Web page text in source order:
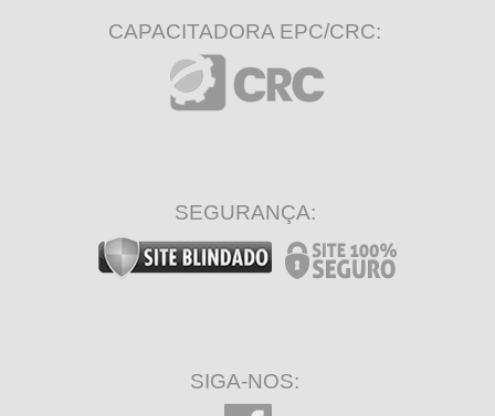
CAPACITADORA EPC/CRC:
SEGURANÇA:
SIGA-NOS: